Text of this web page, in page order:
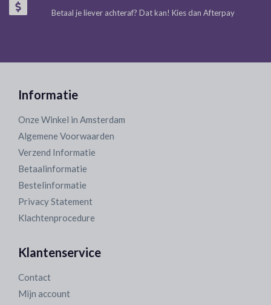
Betaal je liever achteraf? Dat kan! Kies dan Afterpay
Informatie
Onze Winkel in Amsterdam
Algemene Voorwaarden
Verzend Informatie
Betaalinformatie
Bestelinformatie
Privacy Statement
Klachtenprocedure
Klantenservice
Contact
Mijn account